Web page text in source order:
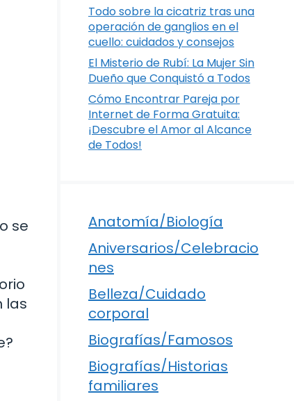
se
las
Todo sobre la cicatriz tras una
operación de ganglios en el
cuello: cuidados y consejos
El Misterio de Rubí: La Mujer Sin
Dueño que Conquistó a Todos
Cómo Encontrar Pareja por
Internet de Forma Gratuita:
¡Descubre el Amor al Alcance
de Todos!
Anatomía/Biología
Aniversarios/Celebracio
nes
Belleza/Cuidado
corporal
Biografías/Famosos
Biografías/Historias
familiares